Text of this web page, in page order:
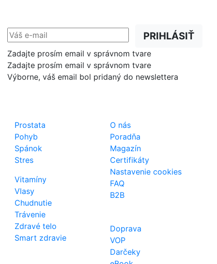
PRIHLÁSIŤ
Zadajte prosím email v správnom tvare
Zadajte prosím email v správnom tvare
Výborne, váš email bol pridaný do newslettera
Prostata
Pohyb
Spánok
Stres
Vitamíny
Vlasy
Chudnutie
Trávenie
Zdravé telo
Smart zdravie
O nás
Poradňa
Magazín
Certifikáty
Nastavenie cookies
FAQ
B2B
Doprava
VOP
Darčeky